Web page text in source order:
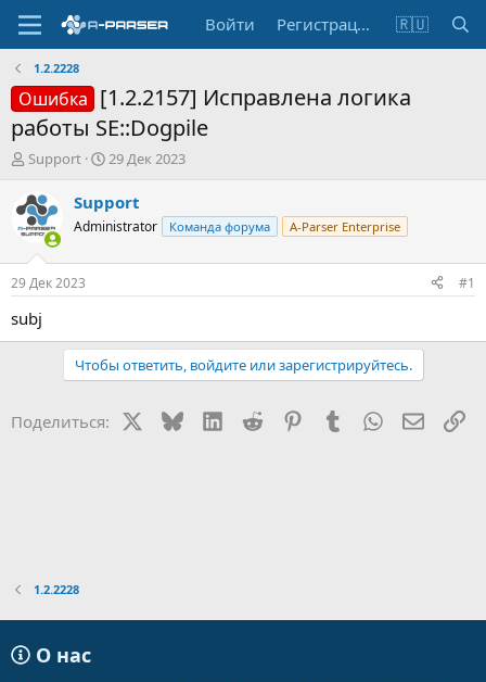
Войти Регистрация 🇷🇺
1.2.2228
Ошибка [1.2.2157] Исправлена логика
работы SE::Dogpile
А
т
о
р
т
е
м
ы
Support
Д
т
а
н
а
29 Дек 2023
Support
Administrator Команда форума A-Parser Enterprise
29 Дек 2023 #1
subj
Чтобы ответить, войдите или зарегистрируйтесь.
Поделиться: BlueskyLinkedIn
Reddit PinterestTumblr WhatsApp
1.2.2228
О нас